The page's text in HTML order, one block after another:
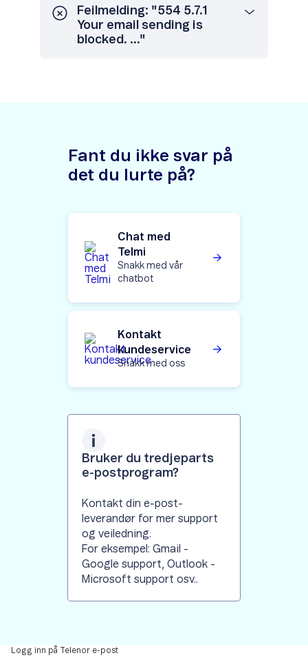
Feilmelding: "554 5.7.1
Your email sending is
blocked. ..."
Fant du ikke svar på
det du lurte på?
Chat med
Telmi
Snakk med vår
chatbot
Kontakt
kundeservice
Snakk med oss
Bruker du tredjeparts
e-postprogram?
Kontakt din e-post-
leverandør for mer support
og veiledning.
For eksempel: Gmail -
Google support, Outlook -
Microsoft support osv..
Logg inn på Telenor e-post